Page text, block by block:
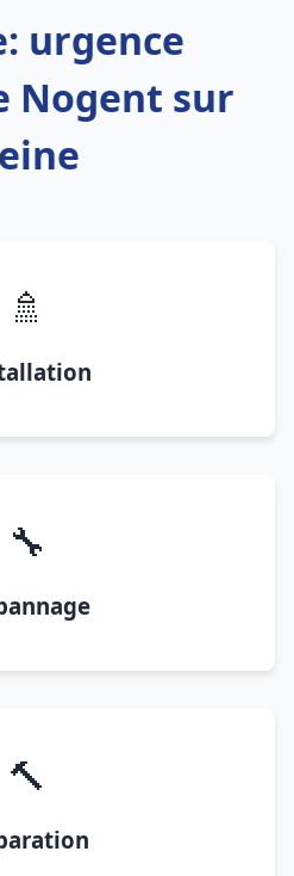
urgence
Nogent sur
🚿
🔧
🔨